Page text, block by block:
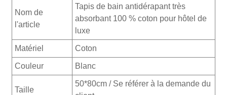
Nom de
l'article
Tapis de bain antidérapant très
absorbant 100 % coton pour hôtel de
luxe
Matériel Coton
Couleur Blanc
Taille
50*80cm / Se référer à la demande du